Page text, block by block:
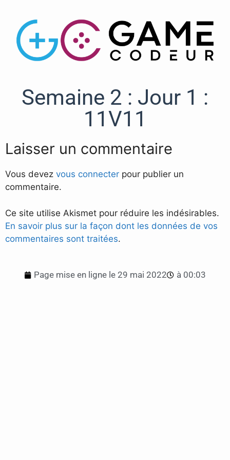
Semaine 2 : Jour 1 :
11V11
Laisser un commentaire
Vous devez vous connecter pour publier un
commentaire.
Ce site utilise Akismet pour réduire les indésirables.
En savoir plus sur la façon dont les données de vos
commentaires sont traitées.
Page mise en ligne le 29 mai 2022 à 00:03